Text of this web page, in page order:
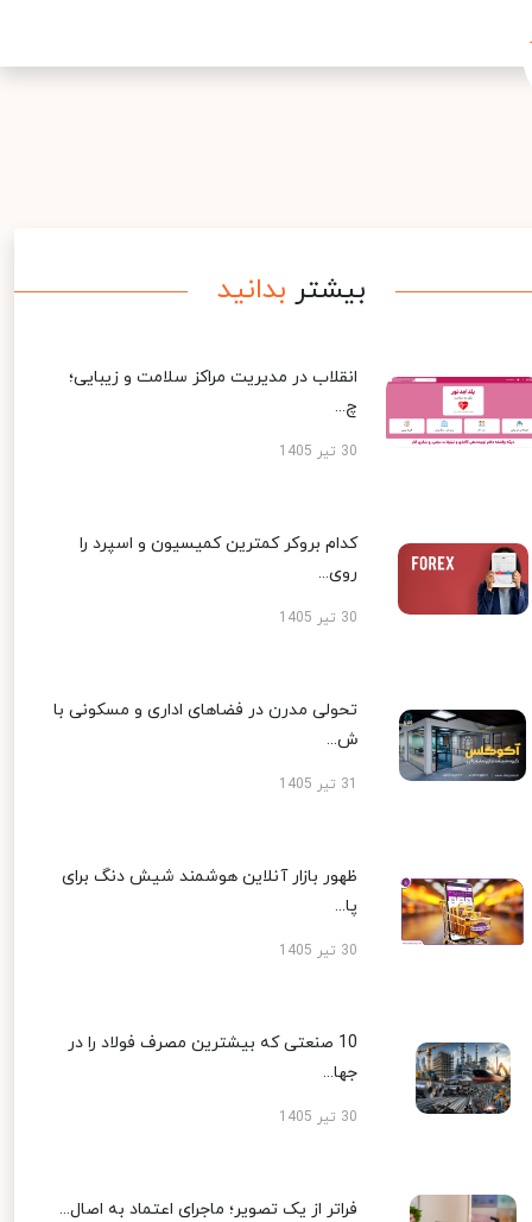
بیشتر بدانید
انقلاب در مدیریت مراکز سلامت و زیبایی؛
چ...
30 تیر 1405
کدام بروکر کمترین کمیسیون و اسپرد را
روی...
30 تیر 1405
تحولی مدرن در فضاهای اداری و مسکونی با
ش...
ظهور بازار آنلاین هوشمند شیش دنگ برای
پا...
30 تیر 1405
10 صنعتی که بیشترین مصرف فولاد را در
جها...
30 تیر 1405
فراتر از یک تصویر؛ ماجرای اعتماد به اصال...